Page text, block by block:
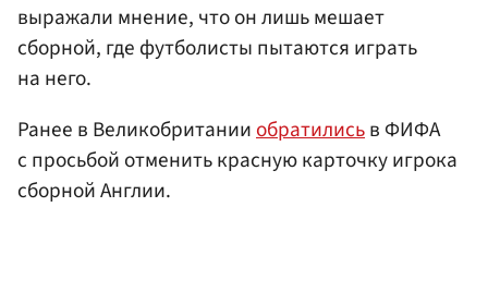
выражали мнение, что он лишь мешает
сборной, где футболисты пытаются играть
на него.
Ранее в Великобританииобратилисьв ФИФА
с просьбой отменить красную карточку игрока
сборной Англии.